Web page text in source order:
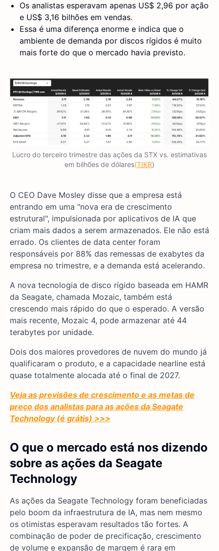
Os analistas esperavam apenas US$ 2,96 por ação
e US$ 3,16 bilhões em vendas.
Essa é uma diferença enorme e indica que o
ambiente de demanda por discos rígidos é muito
mais forte do que o mercado havia previsto.
Lucro do terceiro trimestre das ações da STX vs. estimativas
em bilhões de dólares(TIKR)
O CEO Dave Mosley disse que a empresa está
entrando em uma "nova era de crescimento
estrutural", impulsionada por aplicativos de IA que
criam mais dados a serem armazenados. Ele não está
errado. Os clientes de data center foram
responsáveis por 88% das remessas de exabytes da
empresa no trimestre, e a demanda está acelerando.
A nova tecnologia de disco rígido baseada em HAMR
da Seagate, chamada Mozaic, também está
crescendo mais rápido do que o esperado. A versão
mais recente, Mozaic 4, pode armazenar até 44
terabytes por unidade.
Dois dos maiores provedores de nuvem do mundo já
qualificaram o produto, e a capacidade nearline está
quase totalmente alocada até o final de 2027.
Veja as previsões de crescimento e as metas de
preço dos analistas para as ações da Seagate
Technology (é grátis) >>>
O que o mercado está nos dizendo
sobre as ações da Seagate
Technology
As ações da Seagate Technology foram beneficiadas
pelo boom da infraestrutura de IA, mas nem mesmo
os otimistas esperavam resultados tão fortes. A
combinação de poder de precificação, crescimento
de volume e expansão de margem é rara em